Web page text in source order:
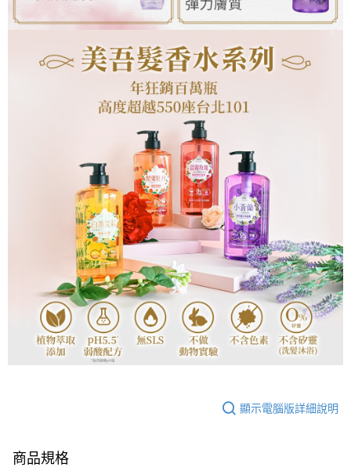
顯示電腦版詳細說明
商品規格